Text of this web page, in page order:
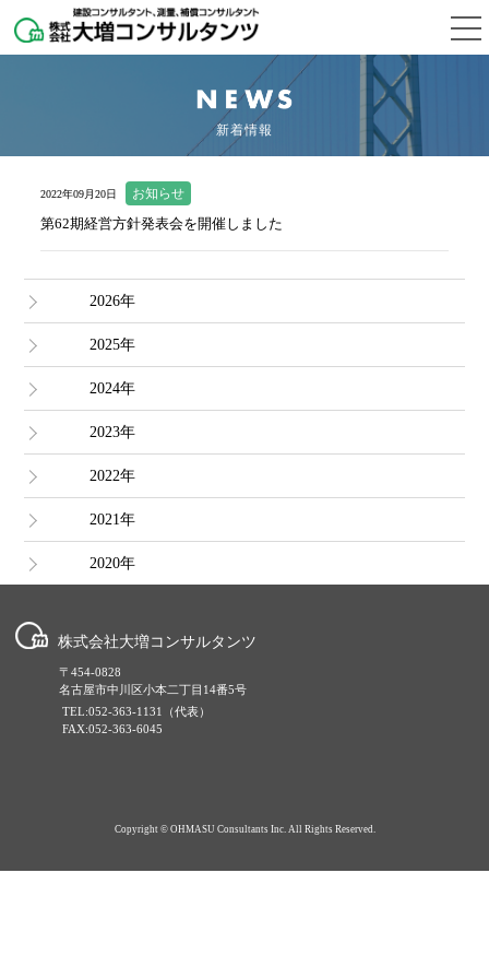
新着情報
2022年09月20日 お知らせ
第62期経営方針発表会を開催しました
2026年
2025年
2024年
2023年
2022年
2021年
2020年
株式会社大増コンサルタンツ
〒454-0828
名古屋市中川区小本二丁目14番5号
TEL:052-363-1131（代表）
FAX:052-363-6045
Copyright © OHMASU Consultants Inc. All Rights Reserved.